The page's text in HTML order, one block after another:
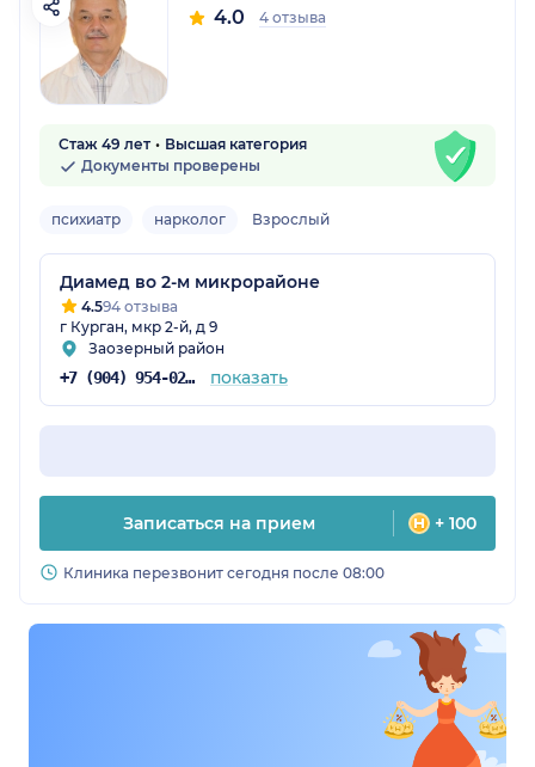
4.0 4 отзыва
Стаж 49 лет
Высшая категория
Документы проверены
психиатр нарколог Взрослый
Диамед во 2-м микрорайоне
4.594 отзыва
г Курган, мкр 2-й, д 9
Заозерный район
+7 (904) 954-02-15 показать
Записаться на прием + 100
Клиника перезвонит сегодня после 08:00